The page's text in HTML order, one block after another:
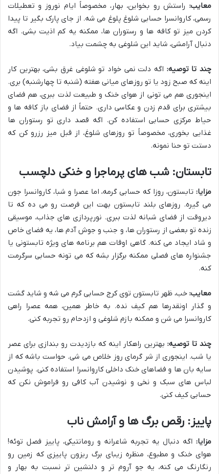
معایب: راستش رو بخواین، بهار، مخصوصاً ایام نوروز و تعطیلات
رسمی، کاروانسرا حسابی شلوغ پلوغ می شه. از جای پارک بگیر تا پیدا
کردن میز تو کافه ها و رستوران ها، ممکنه یه کم اذیت بشی. اگه
دنبال آرامشی، شاید این شلوغی به چشمت بیاد.
چند تا توصیه: اگه دلت نمی خواد تو شلوغی غرق بشی، بهترین کار
اینه که صبح زود یا تو روزهای میانی هفته (شنبه تا چهارشنبه) بری.
اینجوری هم می تونی از هوای خنک و طبیعت لذت ببری، هم فضای
بیشتری برای قدم زدن و عکاسی داری. حتماً از فضای باز کافه ها و
حیاط مرکزی حسابی استفاده کن. اگه قصد داری تو رستوران ها
غذایی بخوری، مخصوصاً تو روزهای شلوغ، از قبل میز رزرو کن که
دستت تو حنا نمونه.
تابستان: شب های پرماجرا و خنکی دلچسب
مزایا: تابستون، روزا که حسابی گرمه، اما عصرا و شبا، کاروانسرا جون
می گیره. روزهای بلند تابستون بهت این فرصت رو می ده که تا
دیروقت از فضای شبانه لذت ببری. نورپردازی های جذاب، موسیقی
زنده تو بعضی از رستوران ها، و جنب و جوش آدم ها، یه فضای خاص
و شاد ایجاد می کنه. گاهی اوقات هم برنامه های ویژه تابستونی یا
جشنواره های فصلی ممکنه برگزار بشه که می تونه حسابی سرگرمت
کنه.
معایب: خب، ظهر تابستون توی کرج حسابی گرم می شه و شاید گشت
و گذار اونقدرها هم کیف نده. به خاطر همین، همه عصرا راهی
کاروانسرا می شن و ممکنه بازم شلوغی و ازدحام رو تجربه کنی.
چند تا توصیه: بهترین راهکار اینه که بازدیدت رو بندازی برای عصر
یا شب. اینجوری از شر گرمای روز خلاص می شی. حواست باشه که از
سایه بان ها و فضاهای خنک داخلی کاروانسرا استفاده کنی. پوشیدن
لباس های سبک و نخی و نوشیدن آب کافی رو فراموش نکن که
حسابی کیف کنی.
پاییز: رقص برگ ها و آرامش ناب
مزایا: اگه دنبال یه تجربه شاعرانه و رومانتیکی، پاییز فصل توئه!
هوای خنک و مطبوع، منظره زیبای برگ ریزون پاییزی که زمین رو
رنگارنگ می کنه، یه جو آروم تر و دلنشین تر نسبت به بهار و